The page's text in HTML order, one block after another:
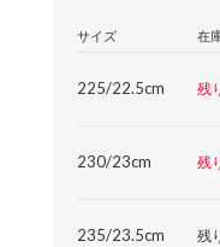
サイズ 在
225/22.5cm 残
230/23cm 残
235/23.5cm 残